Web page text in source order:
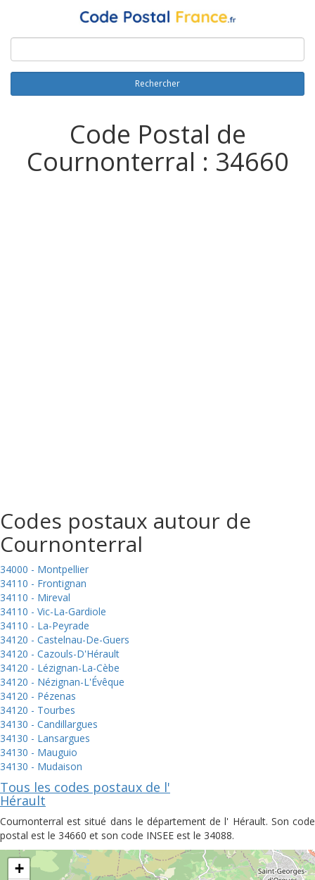
Rechercher
Code Postal de
Cournonterral : 34660
Codes postaux autour de
Cournonterral
34000 - Montpellier
34110 - Frontignan
34110 - Mireval
34110 - Vic-La-Gardiole
34110 - La-Peyrade
34120 - Castelnau-De-Guers
34120 - Cazouls-D'Hérault
34120 - Lézignan-La-Cèbe
34120 - Nézignan-L'Évêque
34120 - Pézenas
34120 - Tourbes
34130 - Candillargues
34130 - Lansargues
34130 - Mauguio
34130 - Mudaison
Tous les codes postaux de l'
Hérault
Cournonterral est situé dans le département de l' Hérault. Son code
postal est le 34660 et son code INSEE est le 34088.
+